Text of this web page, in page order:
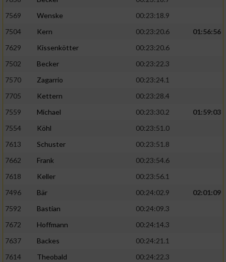
7569
Wenske
00:23:18.9
7504
Kern 00:23:20.6
01:56:56
7629
Kissenkötter
00:23:20.6
7502
Becker
00:23:22.3
7570
Zagarrio
00:23:24.1
7705
Kettern
00:23:28.4
7559
Michael 00:23:30.2
01:59:03
7554
Köhl
00:23:51.0
7613
Schuster
00:23:51.8
7662
Frank
00:23:54.6
7618
Keller
00:23:56.1
7496
Bär 00:24:02.9
02:01:09
7592
Bastian
00:24:09.3
7672
Hoffmann
00:24:14.3
7637
Backes
00:24:21.1
7614
Theobald
00:24:22.3